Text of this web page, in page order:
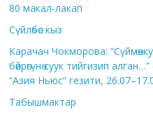
80 макал-лакап
Сүйлөбөс кыз
Карачач Чокморова: “Сүймөнкул
бөйрөгүнө суук тийгизип
“Азия Ньюс” гезити,
Табышмактар